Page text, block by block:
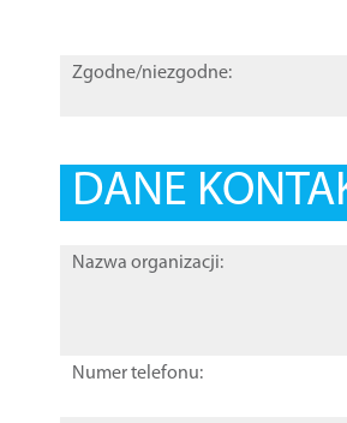
Zgodne/niezgodne:
DANE
Nazwa organizacji:
Numer telefonu: